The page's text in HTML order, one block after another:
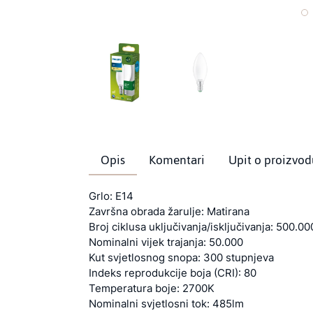
Opis Komentari Upit o
Grlo: E14
Završna obrada žarulje: Matirana
Broj ciklusa uključivanja/isključivanja:
Nominalni vijek trajanja: 50.000
Kut svjetlosnog snopa: 300 stupnjeva
Indeks reprodukcije boja (CRI): 80
Temperatura boje: 2700K
Nominalni svjetlosni tok: 485lm